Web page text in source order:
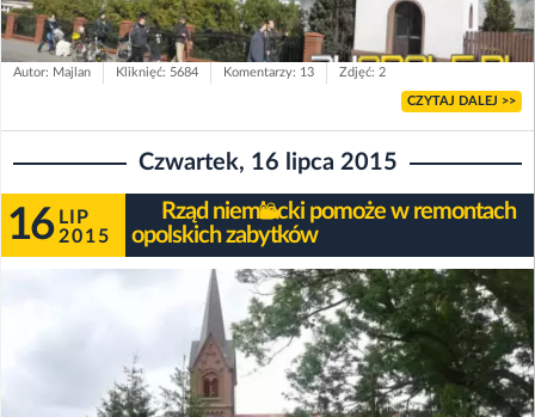
Autor: Majlan Kliknięć: 5684 Komentarzy: 13 Zdjęć: 2
CZYTAJ DALEJ >>
Czwartek, 16 lipca 2015
16 LIP
2015
Rząd niemiecki pomoże w remontach
opolskich zabytków